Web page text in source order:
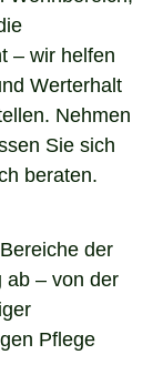
wir helfen
Werterhalt
Nehmen
Sie sich
beraten.
der
ab – von der
Pflege